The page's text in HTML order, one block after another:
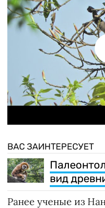
ВАС ЗАИНТЕРЕСУЕТ
вид
Ранее ученые из